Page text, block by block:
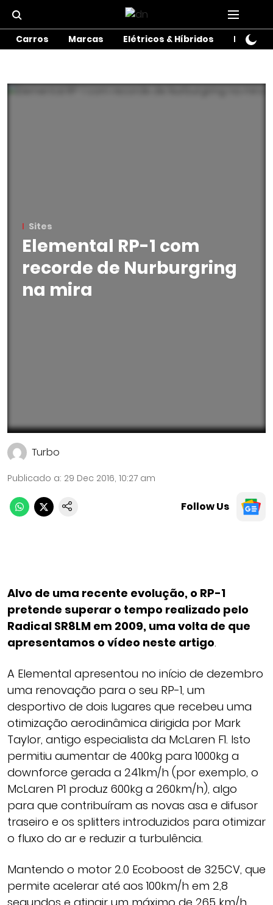
Carros Marcas Elétricos & Híbridos Motos
Sites
Elemental RP-1 com
recorde de Nurburgring
na mira
Turbo
Publicado a: 29 Dec 2016, 10:27 am
Follow Us
Alvo de uma recente evolução, o RP-1
pretende superar o tempo realizado pelo
Radical SR8LM em 2009, uma volta de que
apresentamos o vídeo neste artigo.
A Elemental apresentou no início de dezembro
uma renovação para o seu RP-1, um
desportivo de dois lugares que recebeu uma
otimização aerodinâmica dirigida por Mark
Taylor, antigo especialista da McLaren F1. Isto
permitiu aumentar de 400kg para 1000kg a
downforce gerada a 241km/h (por exemplo, o
McLaren P1 produz 600kg a 260km/h), algo
para que contribuíram as novas asa e difusor
traseiro e os splitters introduzidos para otimizar
o fluxo do ar e reduzir a turbulência.
Mantendo o motor 2.0 Ecoboost de 325CV, que
permite acelerar até aos 100km/h em 2,8